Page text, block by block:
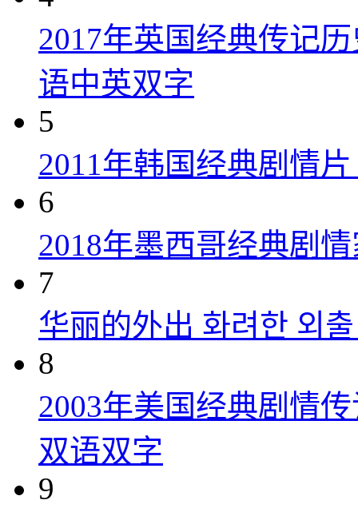
2017年英国经典传记
语中英双字
5
2011年韩国经典剧情
6
2018年墨西哥经典剧
7
华丽的外出 화려한 외
8
2003年美国经典剧情
双语双字
9